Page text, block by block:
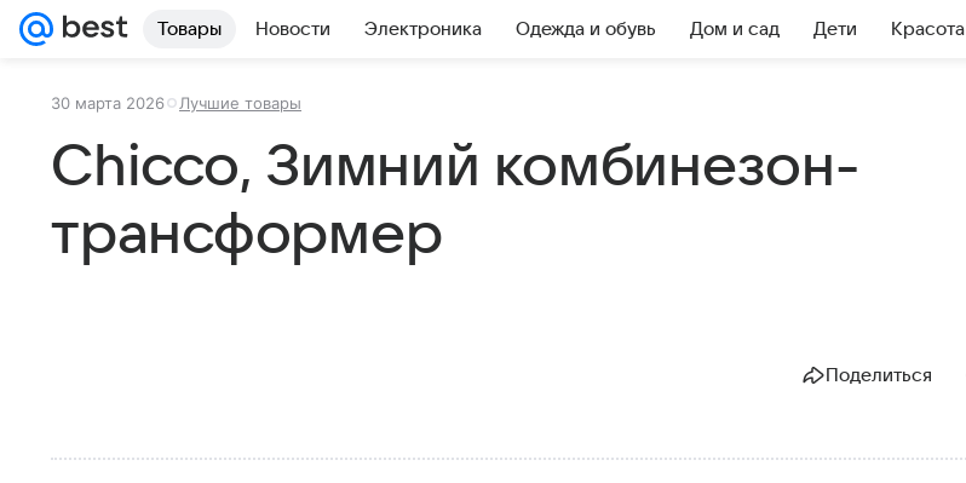
Товары Новости Электроника Одежда и обувь Дом и сад Дети Красота
30 марта 2026 Лучшие товары
Chicco, Зимний комбинезон-
трансформер
Поделиться